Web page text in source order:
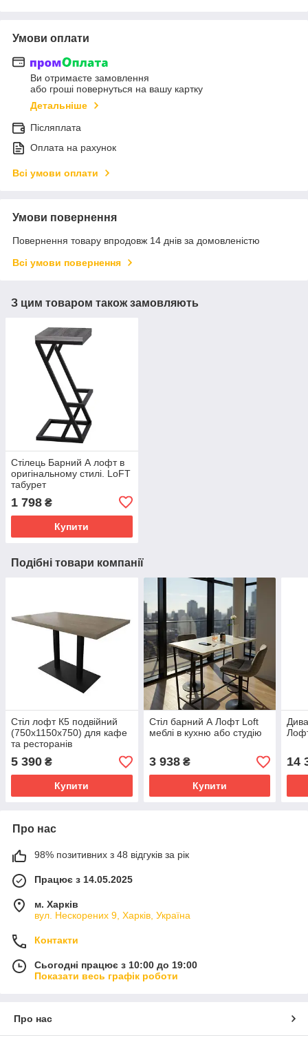
Умови оплати
Ви отримаєте замовлення
або гроші повернуться на вашу картку
Детальніше
Післяплата
Оплата на рахунок
Всі умови оплати
Умови повернення
Повернення товару впродовж 14 днів за домовленістю
Всі умови повернення
З цим товаром також замовляють
Стілець Барний А лофт в
оригінальному стилі. LoFT
табурет
1 798 ₴
Купити
Подібні товари компанії
Стіл лофт К5 подвійний
(750х1150х750) для кафе
та ресторанiв
5 390 ₴
Купити
Стіл барний А Лофт Loft
меблі в кухню або студію
3 938₴
Купити
14
Про нас
98% позитивних з 48 відгуків за рік
Працює з 14.05.2025
м. Харків
вул. Нескорених 9, Харків, Україна
Контакти
Сьогодні працює з 10:00 до 19:00
Показати весь графік роботи
Про нас